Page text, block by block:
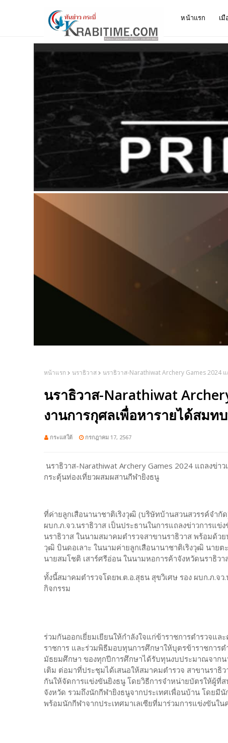
หน้าแรก เมื
หน้าแรก นราธิวาส นราธิวาส-Narathiwat Archery Games 2024
นราธิวาส-Narathiwat
งานการกุศลเพื่อหารายได้สมท
กระแสใต้ กรกฎาคม 17, 2567
นราธิวาส-Narathiwat Archery Games 2024 แถลงข่
กระตุ้นท่องเที่ยวผสมผสานกีฬายิงธนู
ที่ค่ายลูกเสือนานาชาติเริงวุฒิ (บริษัทบ้านสวนสวรรค์จำกั
ผบก.ภ.จว.นราธิวาส เป็นประธานในการแถลงข่าวการแ
นราธิวาส ในนามสมาคมตำรวจสาขานราธิวาส พร้อมด้ว
วุฒิ บินดอเลาะ ในนามค่ายลูกเสือนานาชาติเริงวุฒิ นาย
นายสมโชติ เสาร์ศรีอ่อน ในนามหอการค้าจังหวัดนราธิว
ทั้งนี้สมาคมตำรวจโดยพ.ต.อ.สุธน สุขวิเศษ รอง ผบก.ภ.จ
กิจกรรม
ร่วมกันออกเยี่ยมเยียนให้กำลังใจแก่ข้าราชการตำรวจแ
ราชการ และร่วมพิธีมอบทุนการศึกษาให้บุตรข้าราชการ
มัธยมศึกษา ของทุกปีการศึกษาได้รับทุนงบประมาณจาก
เติม ต่อมาที่ประชุมได้เสนอให้สมาคมตำรวจ สาขานราธิ
กันให้จัดการแข่งขันยิงธนู โดยวิธีการจำหน่ายบัตรให้ผู้ที่
จังหวัด รวมถึงนักกีฬายิงธนูจากประเทศเพื่อนบ้าน โดยมี
พร้อมนักกีฬาจากประเทศมาเลเซียที่มาร่วมการแข่งขันใน